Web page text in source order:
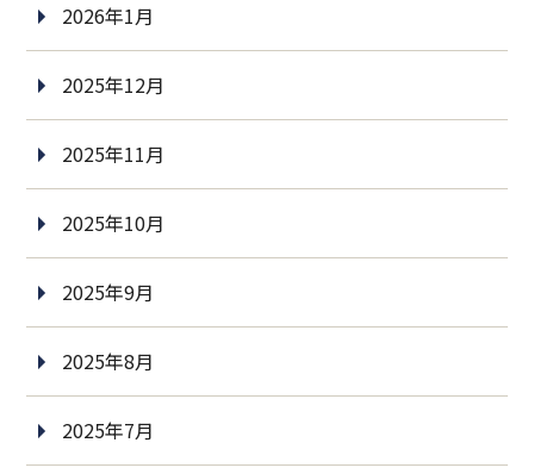
2026年1月
2025年12月
2025年11月
2025年10月
2025年9月
2025年8月
2025年7月